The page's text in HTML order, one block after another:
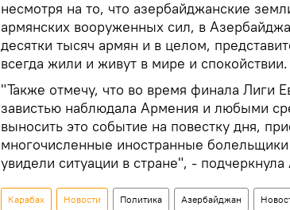
несмотря на то, что азербайджанские
армянских вооруженных сил, в
десятки тысяч армян и в целом,
всегда жили и живут в мире и спокойствии.
"Также отмечу, что во время финала Лиги
завистью наблюдала Армения и любыми
выносить это событие на повестку дня,
многочисленные иностранные
увидели ситуации в стране", - подчеркнула
Карабах Новости Политика Азербайджан